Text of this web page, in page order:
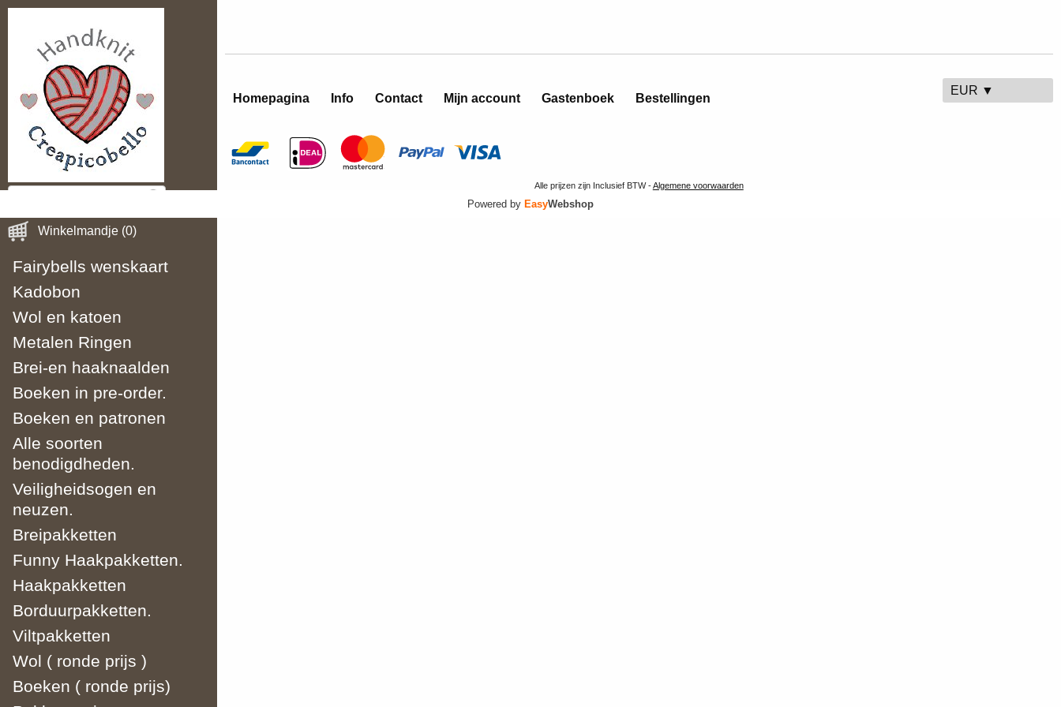
Winkelmandje (0)
Fairybells wenskaart
Kadobon
Wol en katoen
Metalen Ringen
Brei-en haaknaalden
Boeken in pre-order.
Boeken en patronen
Alle soorten
benodigdheden.
Veiligheidsogen en
neuzen.
Breipakketten
Funny Haakpakketten.
Haakpakketten
Borduurpakketten.
Viltpakketten
Wol ( ronde prijs )
Boeken ( ronde prijs)
Homepagina Info Contact Mijn account Gastenboek Bestellingen
EUR ▼
Alle prijzen zijn Inclusief BTW -Algemene voorwaarden
Powered by EasyWebshop